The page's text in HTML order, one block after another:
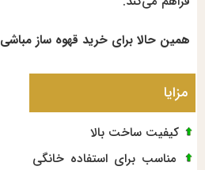
همین حالا برای خرید قهوه ساز مباشی ME-ECM2046 اقدام کنید!
مزایا
کیفیت ساخت بالا
مناسب برای استفاده خانگی